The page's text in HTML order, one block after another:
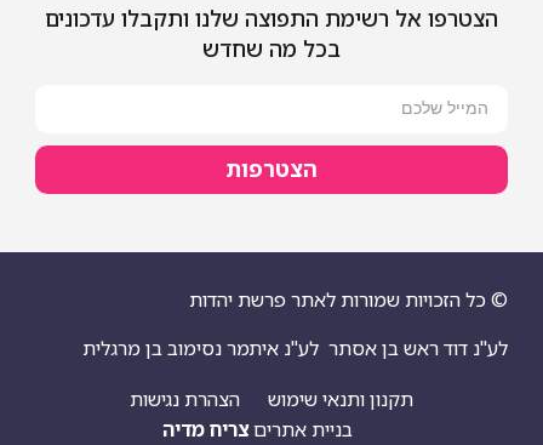
אל רשימת התפוצה שלנו ותקבלו עדכונים
בכל מה שחדש
שמורות לאתר פרשת יהדות
בן אסתר לע"נ איתמר נסימוב בן מרגלית
תקנון ותנאי שימוש
הצהרת נגישות
צריח מדיה